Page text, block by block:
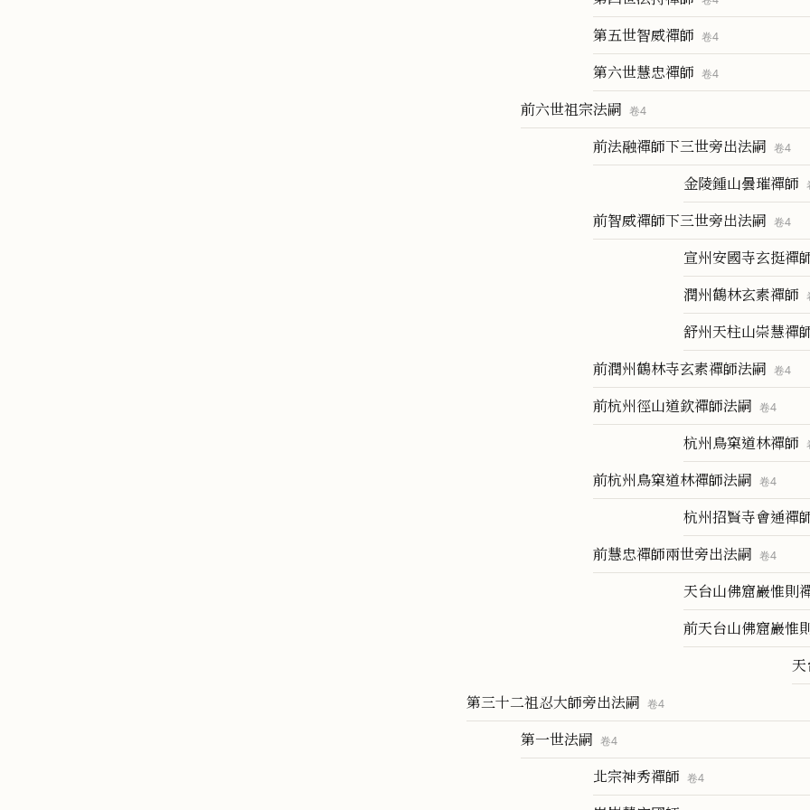
第五世智威禪師 卷4
第六世慧忠禪師 卷4
前六世祖宗法嗣 卷4
前法融禪師下三世旁出法嗣 卷4
金陵鍾山曇璀禪師
前智威禪師下三世旁出法嗣 卷4
宣州安國寺玄挺禪
潤州鶴林玄素禪師
舒州天柱山崇慧禪
前潤州鶴林寺玄素禪師法嗣 卷4
前杭州徑山道欽禪師法嗣 卷4
杭州鳥窠道林禪師
前杭州鳥窠道林禪師法嗣 卷4
杭州招賢寺會通禪
前慧忠禪師兩世旁出法嗣 卷4
天台山佛窟巖惟則
前天台山佛窟巖惟
第三十二祖忍大師旁出法嗣 卷4
第一世法嗣 卷4
北宗神秀禪師 卷4